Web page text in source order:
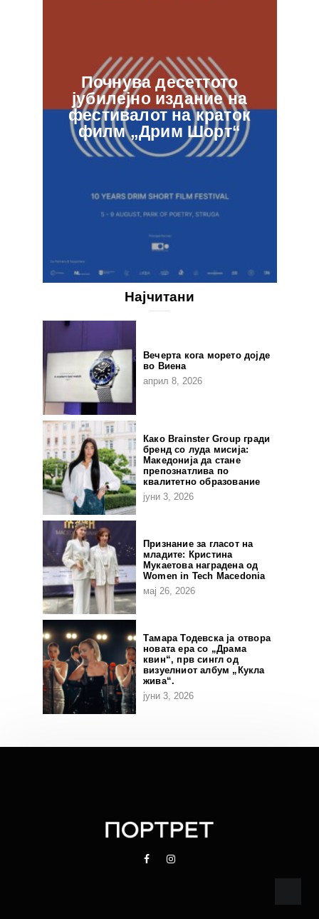
Почнува десеттото
јубилејно издание на
фестивалот на краток
филм „Дрим Шорт“
Најчитани
Вечерта кога морето дојде
во Виена
април 8, 2026
Како Brainster Group гради
бренд со луда мисија:
Македонија да стане
препознатлива по
квалитетно образование
јуни 3, 2026
Признание за гласот на
младите: Кристина
Мукаетова наградена од
Women in Tech Macedonia
мај 26, 2026
Тамара Тодевска ја отвора
новата ера со „Драма
квин“, прв сингл од
визуелниот албум „Кукла
жива“.
јуни 3, 2026